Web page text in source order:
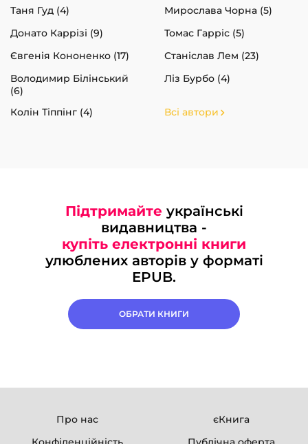
Таня Гуд (4)
Мирослава Чорна (5)
Донато Каррізі (9)
Томас Гарріс (5)
Євгенія Кононенко (17)
Станіслав Лем (23)
Володимир Білінський
(6)
Ліз Бурбо (4)
Колін Тіппінг (4) Всі автори
Підтримайте українські
видавництва -
купіть електронні книги
улюблених авторів у форматі
EPUB.
ОБРАТИ КНИГИ
Про нас
єКнига